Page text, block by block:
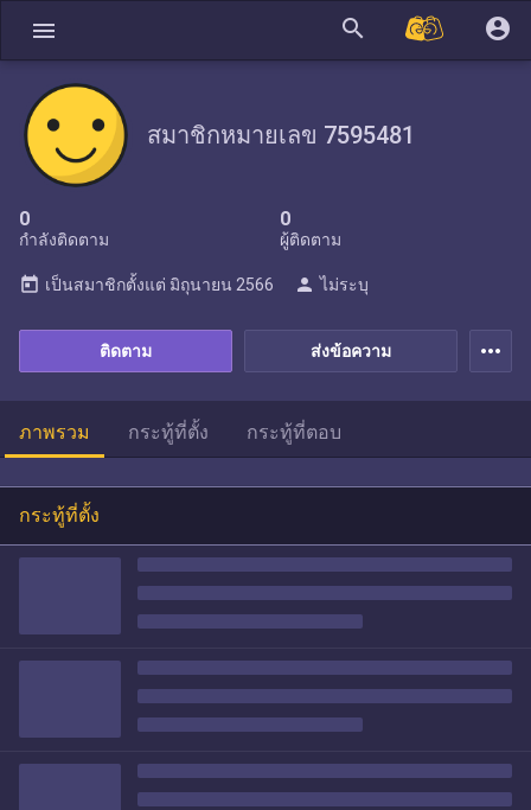
menu search account_circle
สมาชิกหมายเลข 7595481
0
กำลังติดตาม
0
ผู้ติดตาม
ส่งข้อความ
ติดตาม
today เป็นสมาชิกตั้งแต่ มิถุนายน 2566 person ไม่ระบุ
more_horiz
ภาพรวม กระทู้ที่ตั้ง กระทู้ที่ตอบ
กระทู้ที่ตั้ง